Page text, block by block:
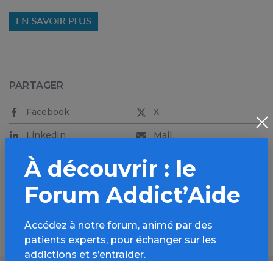
PARTAGER
Facebook X
LinkedIn Mail
SMS WhatsApp
À découvrir : le
Forum Addict’Aide
Accédez à notre forum, animé par des
patients experts, pour échanger sur les
addictions et s’entraider.